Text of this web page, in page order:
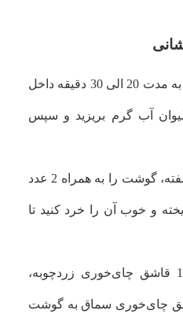
در ابتدا دانه‌های سماق را به مدت 20 الی 30 دقیقه داخل
ظرف با یک الی 2 لیوان آب گرم بریزید و سپس
برای آماده کرن مایه‌ی شفته، گوشت را به همراه 2 عدد
و خوب آن را خرد کنید تا
تخم‌مرغ‌ها را به همراه 1 قاشق چای‌خوری زردچوبه،
سیاه و 1 قاشق چای‌خوری سماق به گوشت